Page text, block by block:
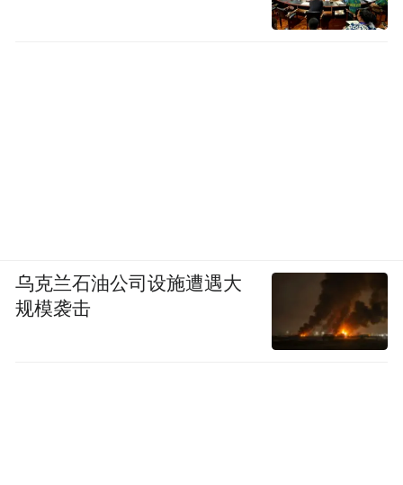
乌克兰石油公司设施遭遇大
规模袭击